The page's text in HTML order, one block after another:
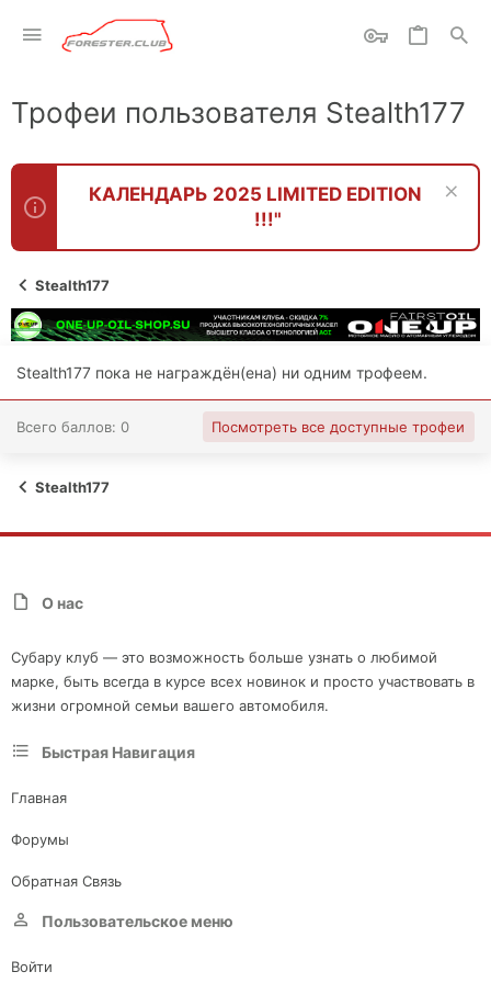
Трофеи пользователя Stealth177
КАЛЕНДАРЬ 2025 LIMITED EDITION
!!!"
Stealth177
Stealth177 пока не награждён(ена) ни одним трофеем.
Всего баллов: 0 Посмотреть все доступные трофеи
Stealth177
О нас
Субару клуб — это возможность больше узнать о любимой
марке, быть всегда в курсе всех новинок и просто участвовать в
жизни огромной семьи вашего автомобиля.
Быстрая Навигация
Главная
Форумы
Обратная Связь
Пользовательское меню
Войти